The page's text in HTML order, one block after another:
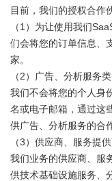
目前，我们的授权合作
（1）为让使用我们
们会将您的订单信息、
家。
（2）广告、分析服务
我们不会将您的个人身
名或电子邮箱，通过这
供广告、分析服务的合
（3）供应商、服务提
我们业务的供应商、服
供技术基础设施服务、